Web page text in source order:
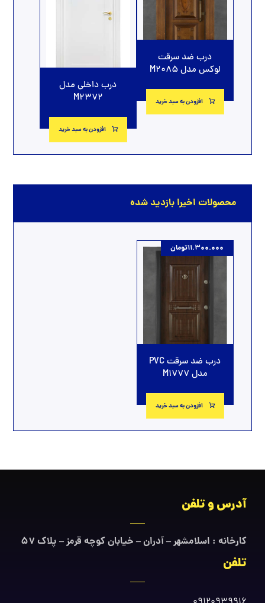
درب ضد سرقت
لوکس مدل M2085
افزودن به سبد خرید
درب داخلی مدل
M2372
افزودن به سبد خرید
محصولات اخیرا بازدید شده
درب ضد سرقت PVC
مدل M1777
11.300.000تومان
افزودن به سبد خرید
آدرس و تلفن
کارخانه : اسلامشهر – آدران – خیابان کوچه قرمز – پلاک ۵۷
تلفن